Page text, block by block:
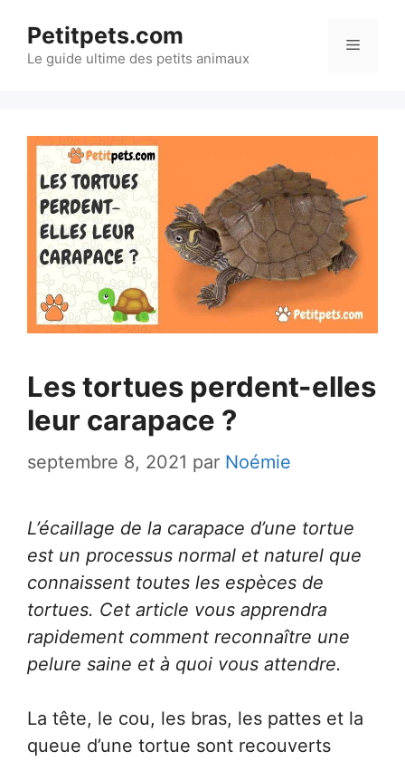
contenu
Petitpets.com
Le guide ultime des petits animaux
Menu
Les tortues perdent-elles
leur carapace ?
septembre 8, 2021 par Noémie
L’écaillage de la carapace d’une tortue
est un processus normal et naturel que
connaissent toutes les espèces de
tortues. Cet article vous apprendra
rapidement comment reconnaître une
pelure saine et à quoi vous attendre.
La tête, le cou, les bras, les pattes et la
queue d’une tortue sont recouverts